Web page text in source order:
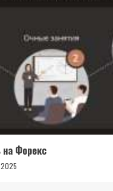
на Форекс